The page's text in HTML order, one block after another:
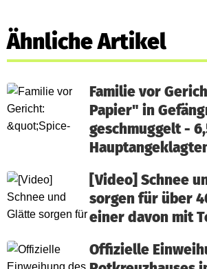
Ähnliche Artikel
Familie vor
Papier" in
geschmuggelt -
[Video] Schnee
sorgen für über
einer davon mit
Offizielle